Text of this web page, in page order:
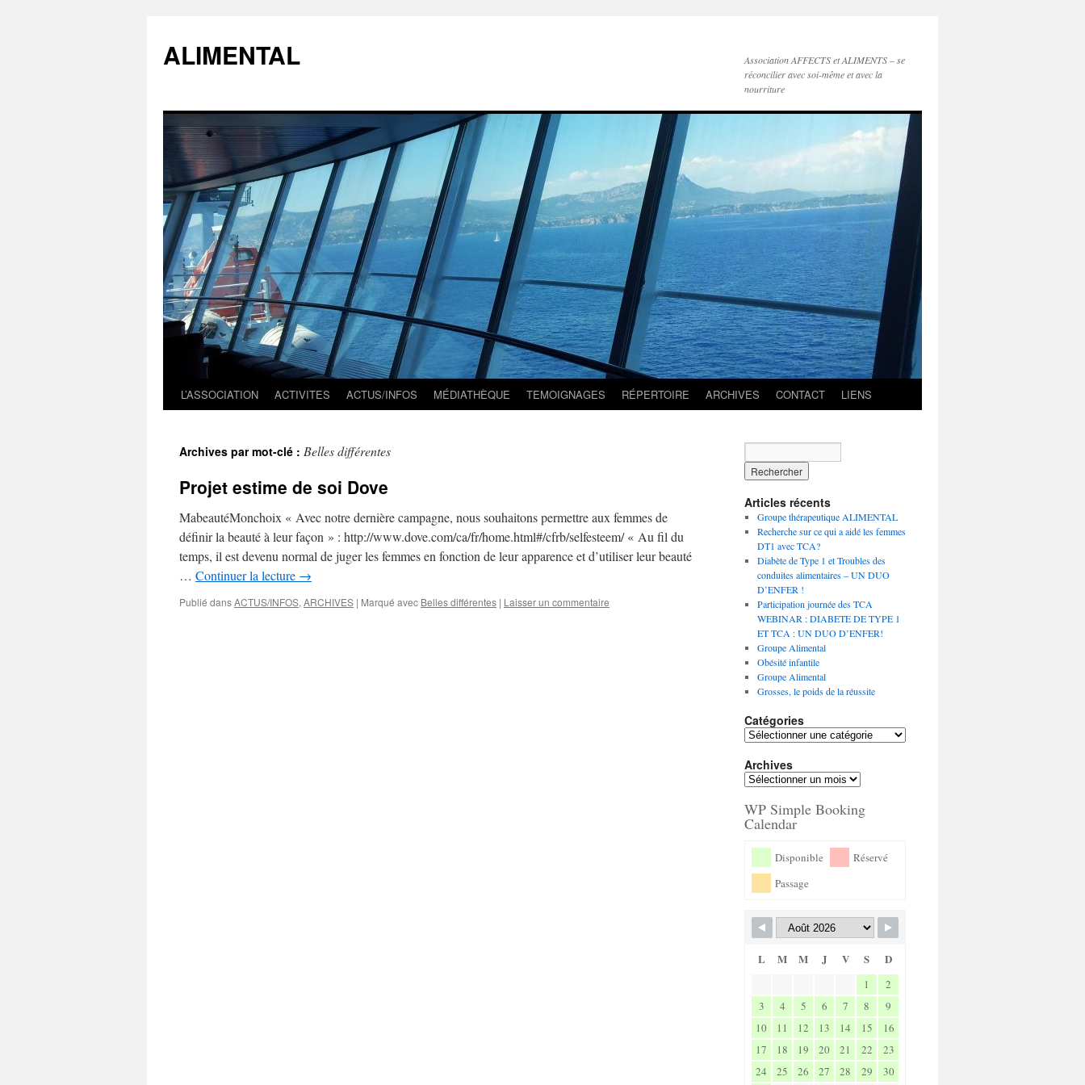
ALIMENTAL
Association AFFECTS et ALIMENTS – se
réconcilier avec soi-même et avec la
nourriture
L’ASSOCIATION ACTIVITES ACTUS/INFOS MÉDIATHÈQUE TEMOIGNAGES RÉPERTOIRE ARCHIVES CONTACT LIENS
Archives par mot-clé : Belles différentes
Projet estime de soi Dove
MabeautéMonchoix « Avec notre dernière campagne, nous souhaitons permettre aux femmes de
définir la beauté à leur façon » : http://www.dove.com/ca/fr/home.html#/cfrb/selfesteem/ « Au fil du
temps, il est devenu normal de juger les femmes en fonction de leur apparence et d’utiliser leur beauté
… Continuer la lecture →
Publié dansACTUS/INFOS, ARCHIVES | Marqué avec Belles différentes | Laisser un commentaire
Articles récents
Groupe thérapeutique ALIMENTAL
Recherche sur ce qui a aidé les femmes
DT1 avec TCA?
Diabète de Type 1 et Troubles des
conduites alimentaires – UN DUO
D’ENFER !
Participation journée des TCA
WEBINAR : DIABETE DE TYPE 1
ET TCA : UN DUO D’ENFER!
Groupe Alimental
Obésité infantile
Groupe Alimental
Grosses, le poids de la réussite
Catégories
Archives
WP Simple Booking
Calendar
Disponible
Réservé
Passage
L M M J V S D
1
2
3
4 5 6 7 8
9
10
11 12 13 14 15
16
17
18 19 20 21 22
23
24
25 26 27 28 29 30